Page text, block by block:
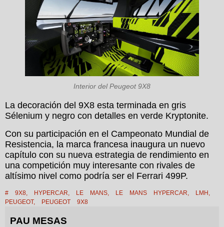
Interior del Peugeot 9X8
La decoración del 9X8 esta terminada en gris
Sélenium y negro con detalles en verde Kryptonite.
Con su participación en el Campeonato Mundial de
Resistencia, la marca francesa inaugura un nuevo
capítulo con su nueva estrategia de rendimiento en
una competición muy interesante con rivales de
altísimo nivel como podría ser el Ferrari 499P.
# 9X8, HYPERCAR, LE MANS, LE MANS HYPERCAR, LMH ,
PEUGEOT, PEUGEOT 9X8
PAU MESAS